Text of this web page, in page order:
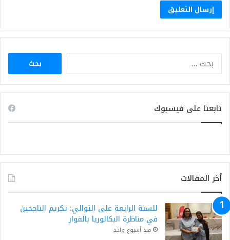
البحث
تابعنا على فيسبوك
أخر المقالات
للسنة الرابعة على التوالي: تكريم الناجحين
في مناظرة البكالوريا بالفوار
منذ أسبوع واحد